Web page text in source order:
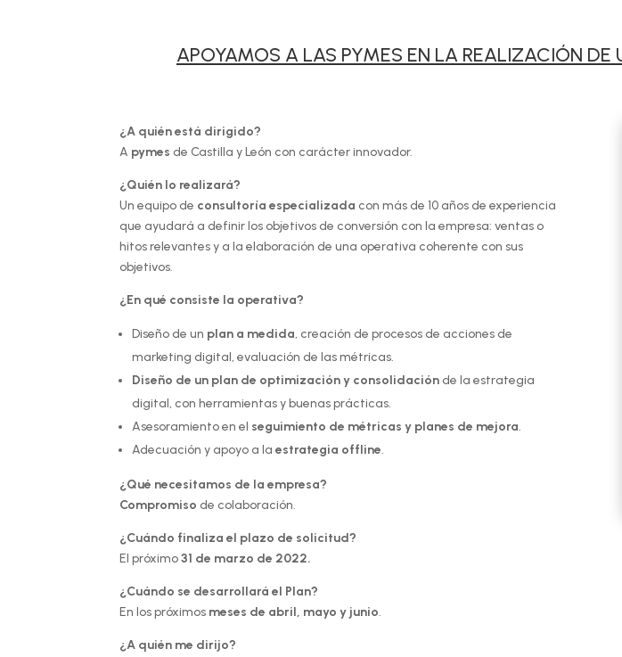
APOYAMOS A LAS PYMES EN LA REALIZACIÓN
¿A quién está dirigido?
A pymes de Castilla y León con carácter innovador.
¿Quién lo realizará?
Un equipo de consultoría especializada con más de 10 años de experiencia
que ayudará a definir los objetivos de conversión con la empresa: ventas o
hitos relevantes y a la elaboración de una operativa coherente con sus
objetivos.
¿En qué consiste la operativa?
Diseño de un plan a medida, creación de procesos de acciones de
marketing digital, evaluación de las métricas.
Diseño de un plan de optimización y consolidación de la estrategia
digital, con herramientas y buenas prácticas.
Asesoramiento en el seguimiento de métricas y planes de mejora.
Adecuación y apoyo a laestrategia offline.
¿Qué necesitamos de la empresa?
Compromiso de colaboración.
¿Cuándo finaliza el plazo de solicitud?
El próximo31 de marzo de 2022.
¿Cuándo se desarrollará el Plan?
En los próximos meses de abril, mayo y junio.
¿A quién me dirijo?